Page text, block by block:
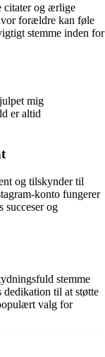
citater og ærlige
forældre kan føle
stemme inden for
mig
er altid
og tilskynder til
konto fungerer
succeser og
stemme
til at støtte
valg for